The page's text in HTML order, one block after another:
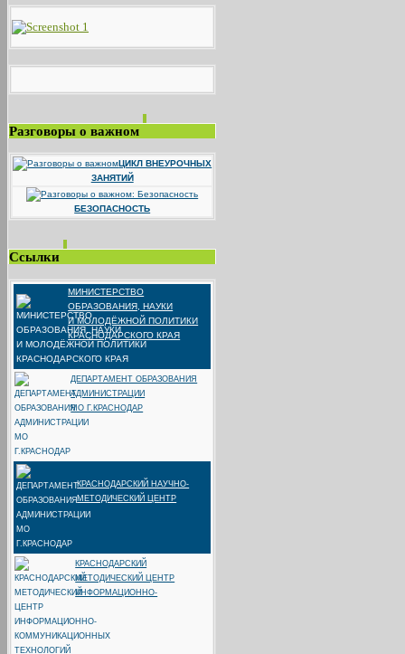
Разговоры о важном
ЦИКЛ ВНЕУРОЧНЫХ
ЗАНЯТИЙ
БЕЗОПАСНОСТЬ
Ссылки
МИНИСТЕРСТВО
ОБРАЗОВАНИЯ, НАУКИ
И МОЛОДЁЖНОЙ ПОЛИТИКИ
КРАСНОДАРСКОГО КРАЯ
ДЕПАРТАМЕНТ ОБРАЗОВАНИЯ
АДМИНИСТРАЦИИ
МО Г.КРАСНОДАР
КРАСНОДАРСКИЙ НАУЧНО-
МЕТОДИЧЕСКИЙ ЦЕНТР
КРАСНОДАРСКИЙ
МЕТОДИЧЕСКИЙ ЦЕНТР
ИНФОРМАЦИОННО-